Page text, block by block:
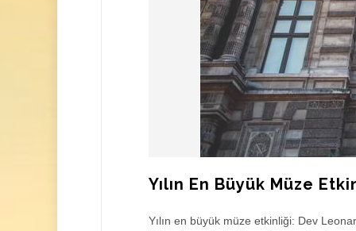
Yılın En Büyük Müze
Yılın en büyük müze etkinliği: Dev